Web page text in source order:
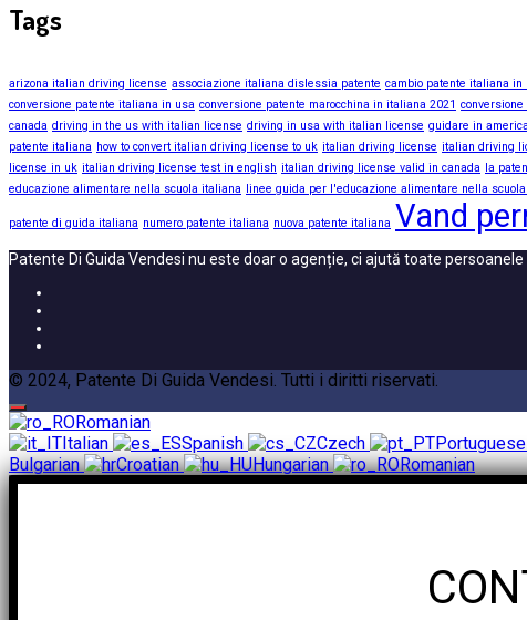
Tags
arizona italian driving license associazione italiana dislessia patente cambio patente italiana in
conversione patente italiana in usa conversione patente marocchina in italiana 2021
canada driving in the us with italian license driving in usa with italian license guidare in
patente italiana how to convert italian driving license to uk italian driving license italian driving
license in uk italian driving license test in english italian driving license valid in canada la
educazione alimentare nella scuola italiana
linee guida per l'educazione alimentare nella
patente di guida italiana numero patente italiana nuova patente italiana Vand
Patente Di Guida Vendesi nu este doar o agenție, ci ajută toate
© 2024, Patente Di Guida Vendesi. Tutti i diritti riservati.
Romanian
Italian
Spanish Czech Portuguese
Bulgarian
Croatian Hungarian Romanian